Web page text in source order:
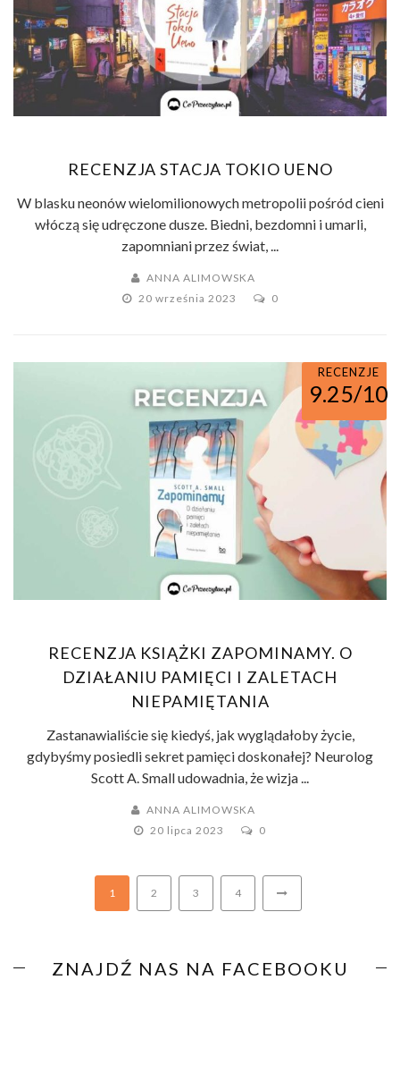
RECENZJA STACJA TOKIO UENO
W blasku neonów wielomilionowych metropolii pośród cieni
włóczą się udręczone dusze. Biedni, bezdomni i umarli,
zapomniani przez świat, ...
ANNA ALIMOWSKA
20 września 2023
0
RECENZJE
9.25/10
RECENZJA KSIĄŻKI ZAPOMINAMY. O
DZIAŁANIU PAMIĘCI I ZALETACH
NIEPAMIĘTANIA
Zastanawialiście się kiedyś, jak wyglądałoby życie,
gdybyśmy posiedli sekret pamięci doskonałej? Neurolog
Scott A. Small udowadnia, że wizja ...
ANNA ALIMOWSKA
20 lipca 2023
0
1 2 3 4
ZNAJDŹ NAS NA FACEBOOKU